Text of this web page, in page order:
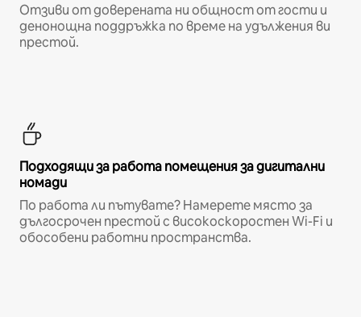
Отзиви от доверената ни общност от гости и
денонощна поддръжка по време на удължения ви
престой.
Подходящи за работа помещения за дигитални
номади
По работа ли пътувате? Намерете място за
дългосрочен престой с високоскоростен Wi-Fi и
обособени работни пространства.